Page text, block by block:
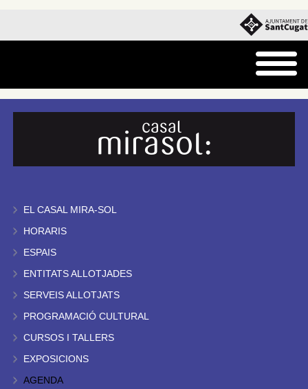
EL CASAL MIRA-SOL
HORARIS
ESPAIS
ENTITATS ALLOTJADES
SERVEIS ALLOTJATS
PROGRAMACIÓ CULTURAL
CURSOS I TALLERS
EXPOSICIONS
AGENDA